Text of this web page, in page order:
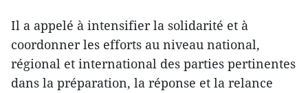
Il a appelé à intensifier la solidarité et à
coordonner les efforts au niveau national,
régional et international des parties pertinentes
dans la préparation, la réponse et la relance